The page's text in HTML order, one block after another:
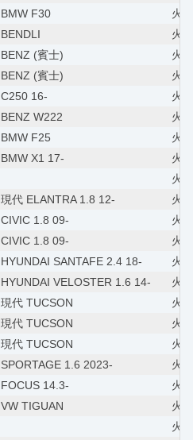
BMW F30
火
BENDLI
火
BENZ (賓士)
火
BENZ (賓士)
火
C250 16-
火
BENZ W222
火
BMW F25
火
BMW X1 17-
火
火
現代 ELANTRA 1.8 12-
火
CIVIC 1.8 09-
火
CIVIC 1.8 09-
火
HYUNDAI SANTAFE 2.4 18-
火
HYUNDAI VELOSTER 1.6 14-
火
現代 TUCSON
火
現代 TUCSON
火
現代 TUCSON
火
SPORTAGE 1.6 2023-
火
FOCUS 14.3-
火
VW TIGUAN
火
火